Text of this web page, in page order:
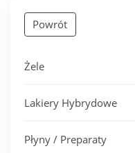
Powrót
Żele
Lakiery Hybrydowe
Płyny / Preparaty